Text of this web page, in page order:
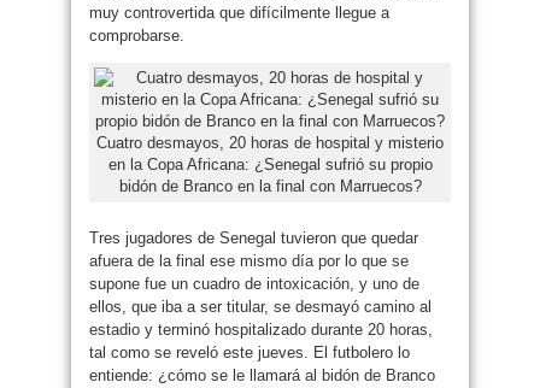
muy controvertida que difícilmente llegue a
comprobarse.
Cuatro desmayos, 20 horas de hospital y misterio
en la Copa Africana: ¿Senegal sufrió su propio
bidón de Branco en la final con Marruecos?
Tres jugadores de Senegal tuvieron que quedar
afuera de la final ese mismo día por lo que se
supone fue un cuadro de intoxicación, y uno de
ellos, que iba a ser titular, se desmayó camino al
estadio y terminó hospitalizado durante 20 horas,
tal como se reveló este jueves. El futbolero lo
entiende: ¿cómo se le llamará al bidón de Branco